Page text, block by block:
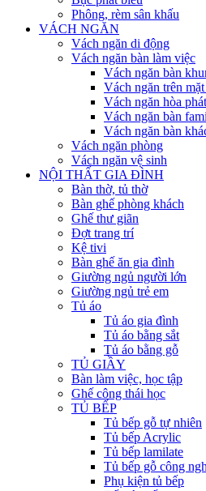
Phông, rèm sân khấu
VÁCH NGĂN
Vách ngăn di động
Vách ngăn bàn làm việc
Vách ngăn bàn
Vách ngăn trên mặt
Vách ngăn hòa phát
Vách ngăn bàn fami
Vách ngăn bàn
Vách ngăn phòng
Vách ngăn vệ sinh
NỘI THẤT GIA ĐÌNH
Bàn thờ, tủ thờ
Bàn ghế phòng khách
Ghế thư giãn
Đợt trang trí
Kệ tivi
Bàn ghế ăn gia đình
Giường ngủ người lớn
Giường ngủ trẻ em
Tủ áo
Tủ áo gia đình
Tủ áo bằng sắt
Tủ áo bằng gỗ
TỦ GIẦY
Bàn làm việc, học tập
Ghế công thái học
TỦ BẾP
Tủ bếp gỗ tự nhiên
Tủ bếp Acrylic
Tủ bếp lamilate
Tủ bếp gỗ công
Phụ kiện tủ bếp